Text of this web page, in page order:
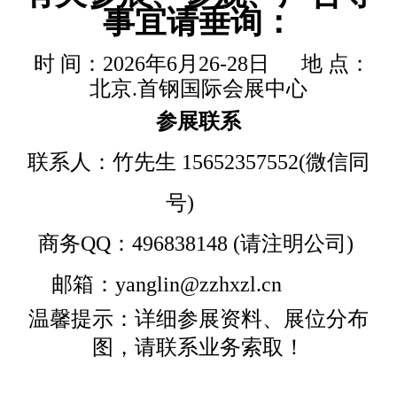
事宜请垂询：
时 间：2026年6月26-28日 地 点：
北京.首钢国际会展中心
参展联系
联系人：竹先生 15652357552(微信同
号)
商务QQ：496838148 (请注明公司)
邮箱：yanglin@zzhxzl.cn
温馨提示：详细参展资料、展位分布
图，请联系业务索取！